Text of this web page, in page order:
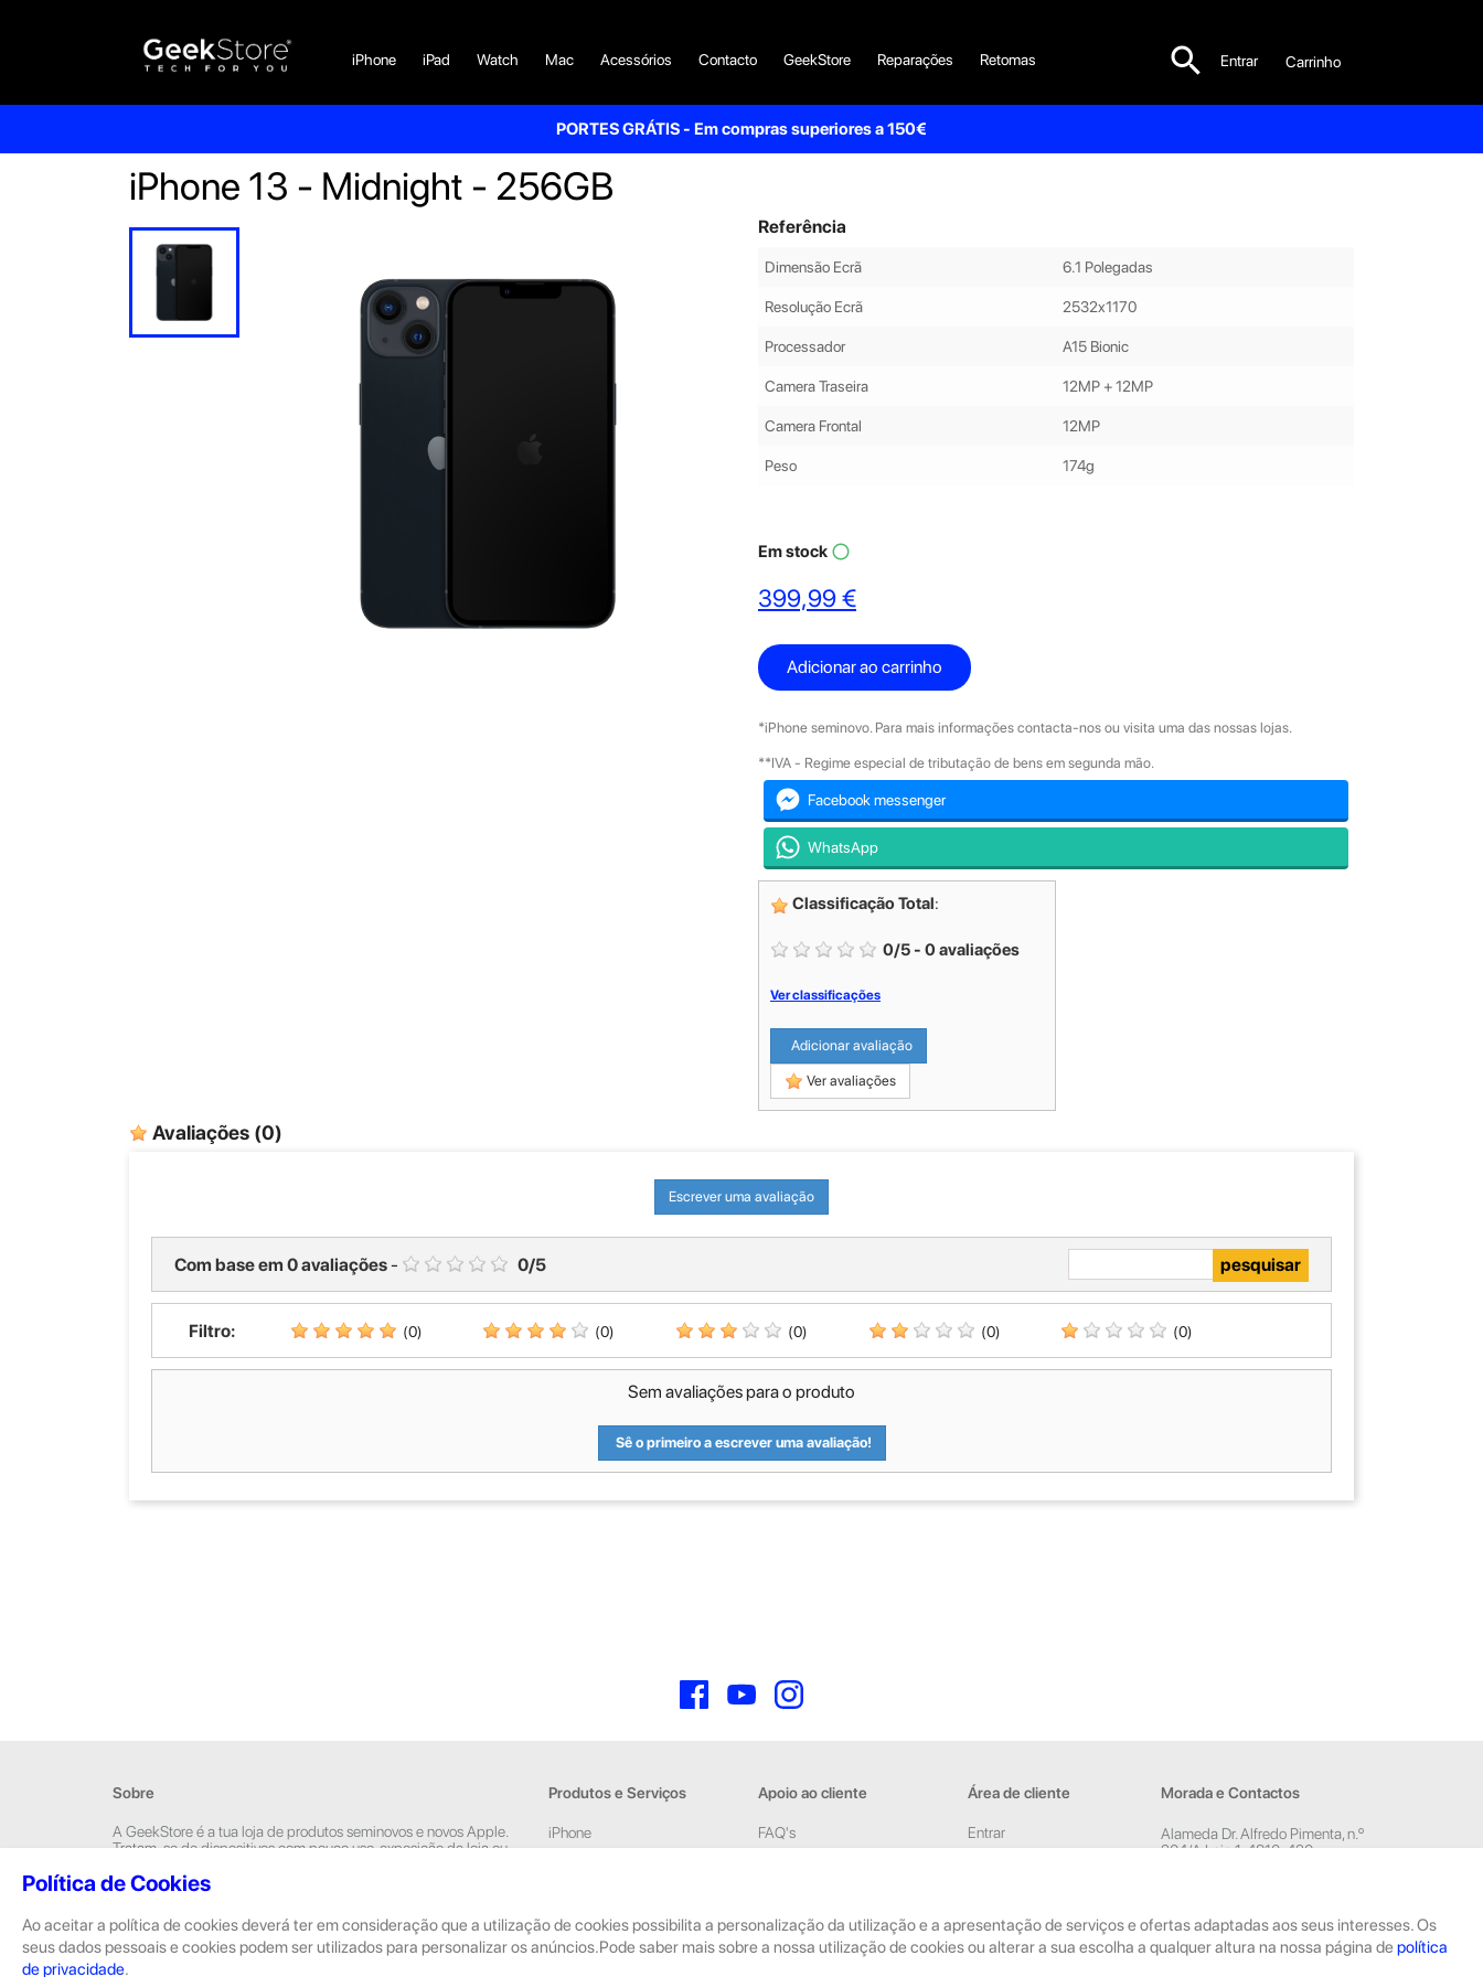
Política de Cookies
Ao aceitar a política de cookies deverá ter em consideração que a utilização de cookies possibilita a personalização da utilização e a apresentação de serviços e ofertas adaptadas aos seus interesses. Os
seus dados pessoais e cookies podem ser utilizados para personalizar os anúncios.Pode saber mais sobre a nossa utilização de cookies ou alterar a sua escolha a qualquer altura na nossa página de política
de privacidade.
iPhone iPad Watch Mac Acessórios Contacto GeekStore Reparações Retomas  Entrar Carrinho
PORTES GRÁTIS - Em compras superiores a 150€
iPhone 13 - Midnight - 256GB
Referência
Dimensão Ecrã 6.1 Polegadas
Resolução Ecrã 2532x1170
Processador A15 Bionic
Camera Traseira 12MP + 12MP
Camera Frontal 12MP
Peso 174g
Em stock panorama_fish_eye
399,99 €
Adicionar ao carrinho
*iPhone seminovo. Para mais informações contacta-nos ou visita uma das nossas lojas.
**IVA - Regime especial de tributação de bens em segunda mão.
Facebook messenger
WhatsApp
Classificação Total:
0/5 - 0 avaliações
Ver classificações
Adicionar avaliação
Ver avaliações
Avaliações (0)
Escrever uma avaliação
Com base em 0avaliações- 0/5
Filtro: (0) (0) (0) (0) (0)
Sem avaliações para o produto
Sê o primeiro a escrever uma avaliação!
FacebookYouTube
Sobre
A GeekStore é a tua loja de produtos seminovos e novos Apple.
Tratam-se de dispositivos com pouco uso, exposição de loja ou
Os seminovos são sempre sujeitos a uma inspeção rigorosa pelas
Produtos e Serviços
iPhone
Reparações
Retomas
Apoio ao cliente
FAQ's
Política de Privacidade
Faturação, Pagamento e
Área de cliente
Entrar
Morada e Contactos
Alameda Dr. Alfredo Pimenta, n.º
204/A Loja 1, 4810-420
geral@geekstore.pt
253 715 974